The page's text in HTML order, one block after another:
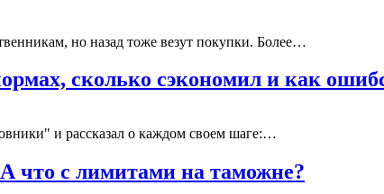
но назад тоже везут покупки. Более…
сколько сэкономил и как
и рассказал о каждом своем шаге:…
что с лимитами на таможне?